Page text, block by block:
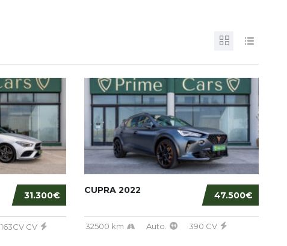
31.300€
163CV CV
47.500€
CUPRA 2022
32500 km Auto. 390 CV